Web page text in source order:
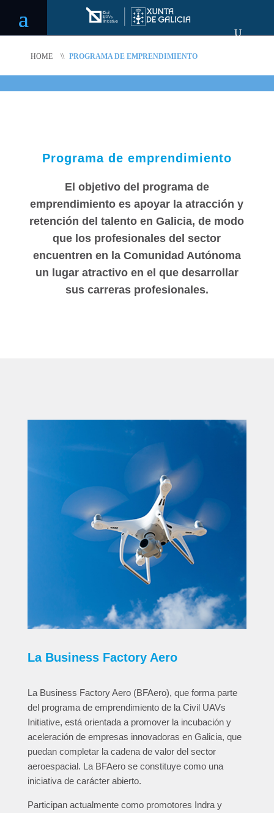
HOME \\ PROGRAMA DE EMPRENDIMIENTO
Programa de emprendimiento
El objetivo del programa de
emprendimiento es apoyar la atracción y
retención del talento en Galicia, de modo
que los profesionales del sector
encuentren en la Comunidad Autónoma
un lugar atractivo en el que desarrollar
sus carreras profesionales.
La Business Factory Aero
La Business Factory Aero (BFAero), que forma parte
del programa de emprendimiento de la Civil UAVs
Initiative, está orientada a promover la incubación y
aceleración de empresas innovadoras en Galicia, que
puedan completar la cadena de valor del sector
aeroespacial. La BFAero se constituye como una
iniciativa de carácter abierto.
Participan actualmente como promotores Indra y